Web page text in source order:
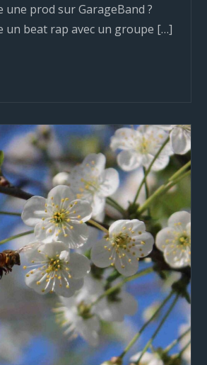
une prod sur GarageBand ?
un beat rap avec un groupe […]